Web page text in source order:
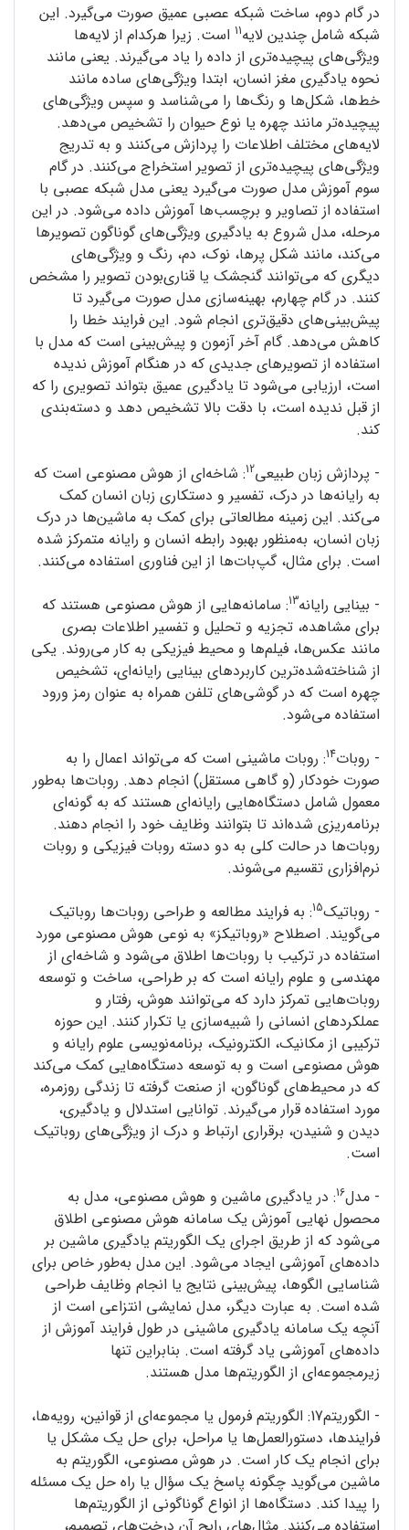
در گام دوم، ساخت شبکه‌ عصبی عمیق صورت می‌گیرد. این
شبکه شامل چندین لایه11 است. زیرا هرکدام از لایه‌ها
ویژگی‌های پیچیده‌تری از داده را یاد می‌گیرند. یعنی مانند
نحوه‌ یادگیری مغز انسان، ابتدا ویژگی‌های ساده مانند
خط‌ها، شکل‌ها و رنگ‌ها را می‌شناسد و سپس ویژگی‌های
پیچیده‌تر مانند چهره یا نوع حیوان را تشخیص می‌دهد.
لایه‌های مختلف اطلاعات را پردازش می‌کنند و به تدریج
ویژگی‌های پیچیده‌تری از تصویر استخراج می‌کنند. در گام
سوم آموزش مدل صورت می‌گیرد یعنی مدل شبکه عصبی با
استفاده از تصاویر و برچسب‌ها آموزش داده می‌شود. در این
مرحله، مدل شروع به یادگیری ویژگی‌های گوناگون تصویرها
می‌کند، مانند شکل پرها، نوک، دم، رنگ و ویژگی‌های
دیگری که می‌توانند گنجشک یا قناری‌بودن تصویر را مشخص
کنند. در گام چهارم، بهینه‌سازی مدل صورت می‌گیرد تا
پیش‌بینی‌های دقیق‌تری انجام شود. این فرایند خطا را
کاهش می‌دهد. گام آخر آزمون و پیش‌بینی است که مدل با
استفاده از تصویرهای جدیدی که در هنگام آموزش ندیده
است، ارزیابی می‌شود تا یادگیری عمیق بتواند تصویری را که
از قبل ندیده است، با دقت بالا تشخیص دهد و دسته‌بندی
کند.
- پردازش زبان طبیعی12: شاخه‌ای از هوش مصنوعی است که
به رایانه‌ها در درک، تفسیر و دستکاری زبان انسان کمک
می‌کند. این زمینه‌ مطالعاتی برای کمک به ماشین‌ها در درک
زبان انسان، به‌منظور بهبود رابطه‌ انسان و رایانه متمرکز شده
است. برای مثال، گپ‌بات‌ها از این فناوری استفاده می‌کنند.
- بینایی رایانه13: سامانه‌‌هایی از هوش مصنوعی هستند که
برای مشاهده، تجزیه و تحلیل و تفسیر اطلاعات بصری
مانند عکس‌ها، فیلم‌ها و محیط فیزیکی به کار می‌روند. یکی
از شناخته‌شده‌ترین کاربردهای بینایی رایانه‌ای، تشخیص
چهره است که در گوشی‌های تلفن همراه به عنوان رمز ورود
استفاده می‌شود.
- روبات14: روبات ماشینی است که می‌تواند اعمال را به
صورت خودکار (و گاهی مستقل) انجام دهد. روبات‌ها به‌طور
معمول شامل دستگاه‌‌هایی رایانه‌ای هستند که به گونه‌ای
برنامه‌ریزی شده‌اند تا بتوانند وظایف خود را انجام دهند.
روبات‌ها در حالت کلی به دو دسته روبات فیزیکی و روبات
نرم‌افزاری تقسیم می‌شوند.
- روباتیک15: به فرایند مطالعه و طراحی روبات‌ها روباتیک
می‌گویند. اصطلاح «روباتیکز» به نوعی هوش مصنوعی مورد
استفاده در ترکیب با روبات‌ها اطلاق می‌شود و شاخه‌ای از
مهندسی و علوم رایانه است که بر طراحی، ساخت و توسعه‌
روبات‌هایی تمرکز دارد که می‌توانند هوش، رفتار و
عملکردهای انسانی را شبیه‌سازی یا تکرار کنند. این حوزه
ترکیبی از مکانیک، الکترونیک، برنامه‌نویسی علوم رایانه و
هوش مصنوعی است و به توسعه‌ دستگاه‌ها‌یی کمک می‌کند
که در محیط‌های گوناگون، از صنعت گرفته تا زندگی روزمره،
مورد استفاده قرار می‌گیرند. توانایی استدلال و یادگیری،
دیدن و شنیدن، برقراری ارتباط و درک از ویژگی‌های روباتیک
است.
- مدل16: در یادگیری ماشین و هوش مصنوعی، مدل به
محصول نهایی آموزش یک سامانه‌ هوش مصنوعی اطلاق
می‌شود که از طریق اجرای یک الگوریتم یادگیری ماشین بر
داده‌های آموزشی ایجاد می‌شود. این مدل به‌طور خاص برای
شناسایی الگوها، پیش‌بینی نتایج یا انجام وظایف طراحی
شده است. به عبارت دیگر، مدل نمایشی انتزاعی است از
آنچه یک سامانه‌ یادگیری ماشینی در طول فرایند آموزش از
داده‌های آموزشی یاد گرفته است. بنابراین تنها
زیرمجموعه‌ای از الگوریتم‌ها مدل هستند.
- الگوریتم17: الگوریتم فرمول یا مجموعه‌ای از قوانین، رویه‌ها،
فرایندها، دستورالعمل‌ها یا مراحل، برای حل یک مشکل یا
برای انجام یک کار است. در هوش مصنوعی، الگوریتم به
ماشین می‌گوید چگونه پاسخ یک سؤال یا راه حل یک مسئله
را پیدا کند. دستگاه‌ها از انواع گوناگونی از الگوریتم‌ها